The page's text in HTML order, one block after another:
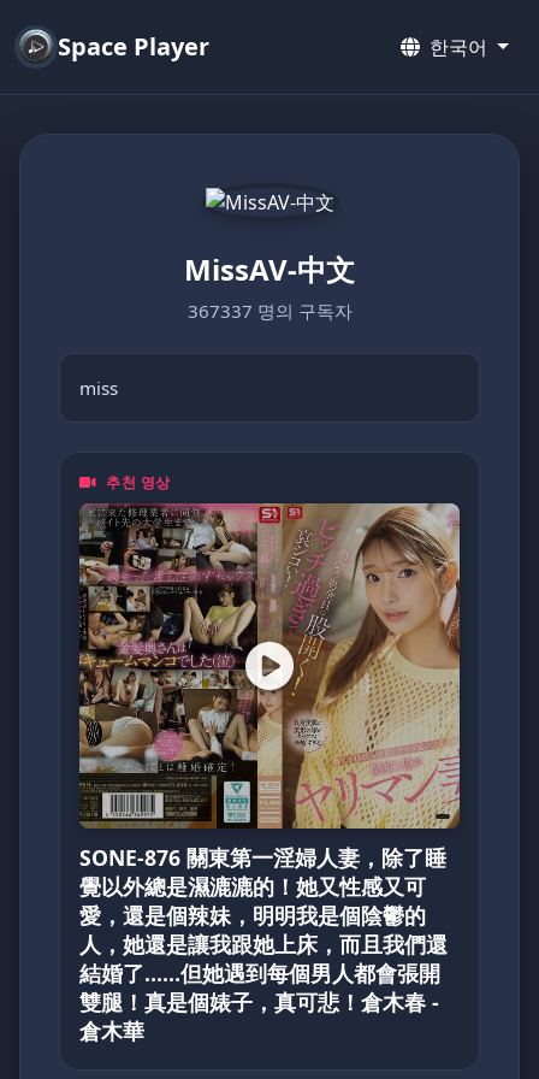
Space Player 한국어
MissAV-中文
367337 명의 구독자
miss
추천 영상
SONE-876 關東第一淫婦人妻，除了睡
覺以外總是濕漉漉的！她又性感又可
愛，還是個辣妹，明明我是個陰鬱的
人，她還是讓我跟她上床，而且我們還
結婚了……但她遇到每個男人都會張開
雙腿！真是個婊子，真可悲！倉木春 -
倉木華